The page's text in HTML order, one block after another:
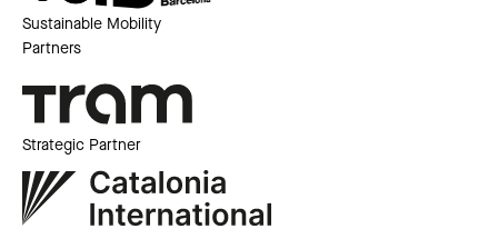
Sustainable Mobility
Partners
Strategic Partner